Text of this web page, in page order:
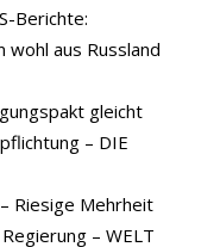
Berichte:
aus Russland
gleicht
– DIE
Riesige Mehrheit
– WELT